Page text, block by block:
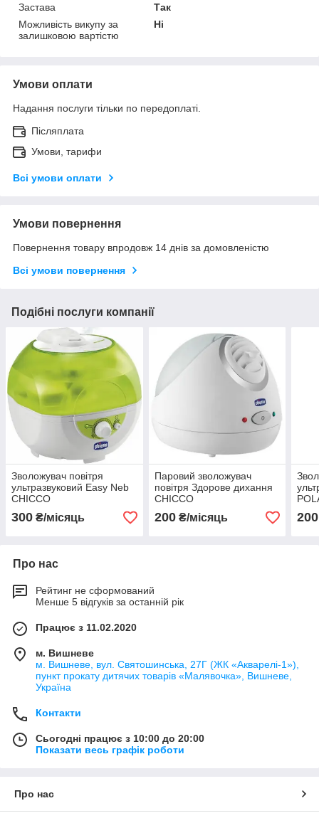
Застава
Так
Можливість викупу за
залишковою вартістю
Ні
Умови оплати
Надання послуги тільки по передоплаті.
Післяплата
Умови, тарифи
Всі умови оплати
Умови повернення
Повернення товару впродовж 14 днів за домовленістю
Всі умови повернення
Подібні послуги компанії
Зволожувач повітря
ультразвуковий Easy Neb
CHICCO
300 ₴/місяць
Паровий зволожувач
повітря Здорове дихання
CHICCO
200₴/місяць 200
Про нас
Рейтинг не сформований
Менше 5 відгуків за останній рік
Працює з 11.02.2020
м. Вишневе
м. Вишневе, вул. Святошинська, 27Г (ЖК «Акварелі-1»),
пункт прокату дитячих товарів «Малявочка», Вишневе,
Україна
Контакти
Сьогодні працює з 10:00 до 20:00
Показати весь графік роботи
Про нас